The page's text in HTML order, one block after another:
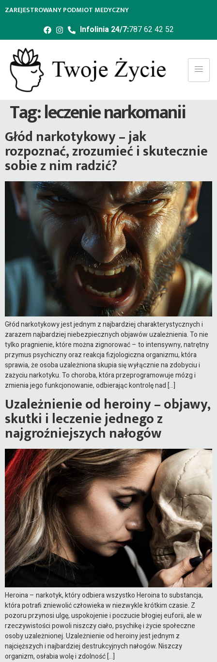
ZAREJESTROWANY PODMIOT MEDYCZNY
Infolinia 24/7:787 62 42 52
Tag:leczenie narkomanii
Głód narkotykowy – jak
rozpoznać, zrozumieć i skutecznie
sobie z nim radzić?
Głód narkotykowy jest jednym z najbardziej charakterystycznych i
zarazem najbardziej niebezpiecznych objawów uzależnienia. To nie
tylko pragnienie, które można zignorować – to intensywny, natrętny
przymus psychiczny oraz reakcja fizjologiczna organizmu, która
sprawia, że osoba uzależniona skupia się wyłącznie na zdobyciu i
zażyciu narkotyku. To choroba, która przeprogramowuje mózg i
zmienia jego funkcjonowanie, odbierając kontrolę nad […]
Uzależnienie od heroiny – objawy,
skutki i leczenie jednego z
najgroźniejszych nałogów
Heroina – narkotyk, który odbiera wszystko Heroina to substancja,
która potrafi zniewolić człowieka w niezwykle krótkim czasie. Z
pozoru przynosi ulgę, uspokojenie i poczucie błogiej euforii, ale w
rzeczywistości powoli niszczy ciało, psychikę i życie społeczne
osoby uzależnionej. Uzależnienie od heroiny jest jednym z
najcięższych i najbardziej destrukcyjnych nałogów. Niszczy
organizm, osłabia wolę i zdolność […]